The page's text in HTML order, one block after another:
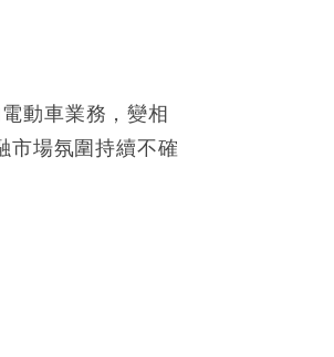
動車業務，變相
市場氛圍持續不確